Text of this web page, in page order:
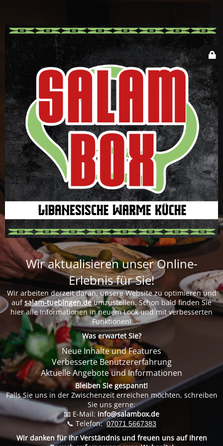
Wir aktualisieren unser Online-
Erlebnis für Sie!
Wir arbeiten derzeit daran, unsere Website zu optimieren und
aufsalam-tuebingen.deumzustellen. Schon bald finden Sie
hier alle Informationen in neuem Look und mit verbesserten
Funktionen!
Was erwartet Sie?
Neue Inhalte und Features
Verbesserte Benutzererfahrung
Aktuelle Angebote und Informationen
Bleiben Sie gespannt!
Falls Sie uns in der Zwischenzeit erreichen möchten, schreiben
Sie uns gerne:
📧 E-Mail: info@salambox.de
📞 Telefon: 07071 5667383
Wir danken für Ihr Verständnis und freuen uns auf Ihren